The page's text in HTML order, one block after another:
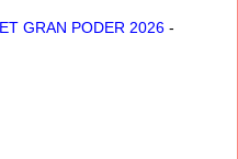
GRAN PODER 2026 -